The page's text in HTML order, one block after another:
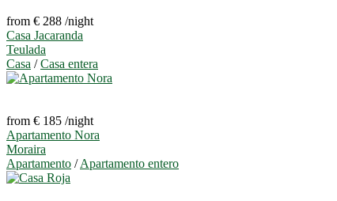
from € 288 /night
Casa Jacaranda
Teulada
Casa /Casa entera
from € 185 /night
Apartamento Nora
Moraira
Apartamento /Apartamento entero